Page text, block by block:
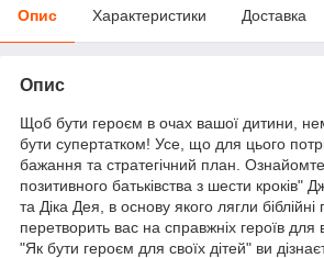
Опис Характеристики Доставка
Опис
Щоб бути героєм в очах вашої дитини,
бути супертатком! Усе, що для цього
бажання та стратегічний план.
позитивного батьківства з шести
та Діка Дея, в основу якого лягли
перетворить вас на справжніх героїв для
"Як бути героєм для своїх дітей" ви